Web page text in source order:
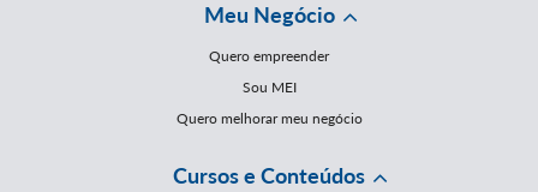
Meu Negócio
Quero empreender
Sou MEI
Quero melhorar meu negócio
Cursos e Conteúdos